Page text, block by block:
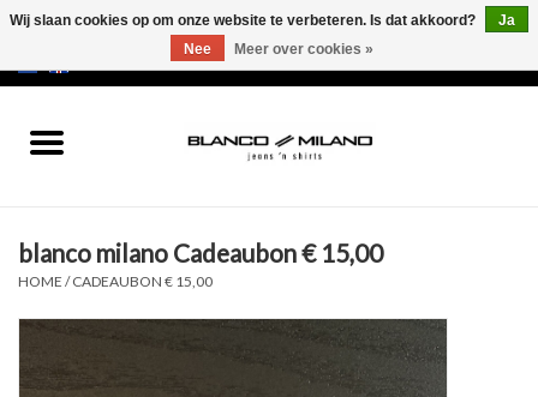
SALE 50%
NEW SALE 20%
Merken
blanco milano Cadeaubon € 15,00
HOME /CADEAUBON € 15,00
Wij slaan cookies op om onze website te verbeteren. Is dat akkoord?
Ja
Nee
Meer over cookies »